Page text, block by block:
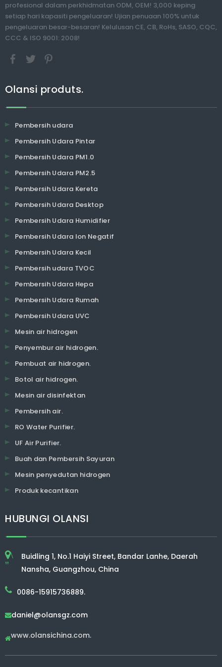
profesional dalam perkhidmatan ODM, OEM! 3,000 keping
setiap hari kapasiti pengeluaran! Ujian penuaan 100% untuk
pengeluaran besar-besaran! Kelulusan CE, CB, RoHs, SASO, CQC,
CCC & ISO 9001: 2008!
Olansi produts.
Pembersih udara
Pembersih Udara Pintar
Pembersih Udara PM1.0
Pembersih Udara PM2.5
Pembersih Udara Kereta
Pembersih Udara Desktop
Pembersih Udara Humidifier
Pembersih Udara Ion Negatif
Pembersih Udara Kecil
Pembersih udara TVOC
Pembersih Udara Hepa
Pembersih Udara Rumah
Pembersih Udara UVC
Mesin air hidrogen
Penyembur air hidrogen.
Pembuat air hidrogen.
Botol air hidrogen.
Mesin air disinfektan
Pembersih air.
RO Water Purifier.
UF Air Purifier.
Buah dan Pembersih Sayuran
Mesin penyedutan hidrogen
Produk kecantikan
HUBUNGI OLANSI
\
"
Buidling 1, No.1 Haiyi Street, Bandar Lanhe, Daerah
Nansha, Guangzhou, China
0086-15915736889.
daniel@olansgz.com
www.olansichina.com.